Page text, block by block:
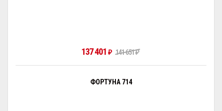
137 401 ₽ 141 651₽
ФОРТУНА 714